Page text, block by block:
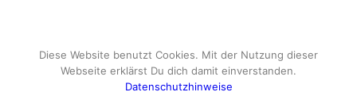
Diese Website benutzt Cookies. Mit der Nutzung dieser
Webseite erklärst Du dich damit einverstanden.
Datenschutzhinweise